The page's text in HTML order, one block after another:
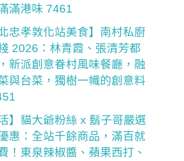
滿港味 7461
北忠孝敦化站美食】南村私廚
2026：林青霞、張清芳都
新派創意眷村風味餐廳，融
與台菜，獨樹一幟的創意料
活】貓大爺粉絲 x 鬍子哥嚴選
惠：全站千餘商品，滿百就
！東泉辣椒醬、蘋果西打、